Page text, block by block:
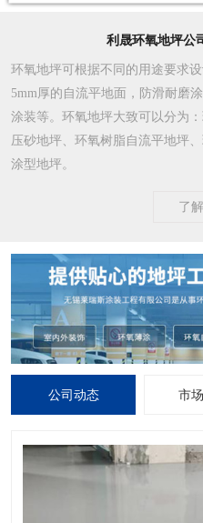
利晟环氧地坪公
环氧地坪可根据不同的用途要求
5mm厚的自流平地面，防滑耐磨
涂装等。环氧地坪大致可以分为
压砂地坪、环氧树脂自流平地坪
涂型地坪。
了
公司动态 市